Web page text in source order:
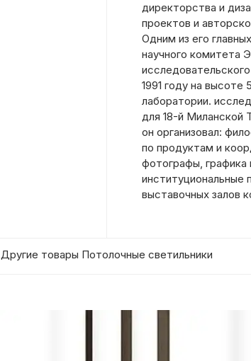
директорства и
проектов и
Одним из его
научного комитета
1991 году на высоте
лаборатории.
для 18-й Миланской
он организовал:
по продуктам и
фотографы, графика
институциональные
выставочных залов
Другие товары Потолочные светильники